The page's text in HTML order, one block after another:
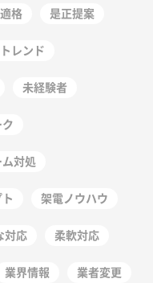
格 是正提案
レンド
未経験者
対処
架電ノウハウ
対応 柔軟対応
業界情報 業者変更